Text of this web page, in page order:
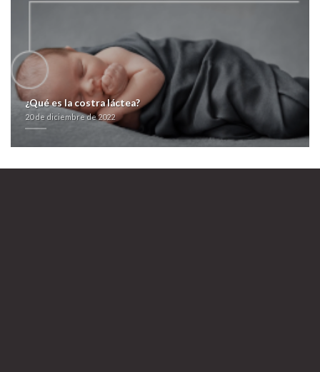
Where can i get free samples of viagra
20 de diciembre de 2022
¿Qué es la costra láctea?
20 de diciembre de 2022